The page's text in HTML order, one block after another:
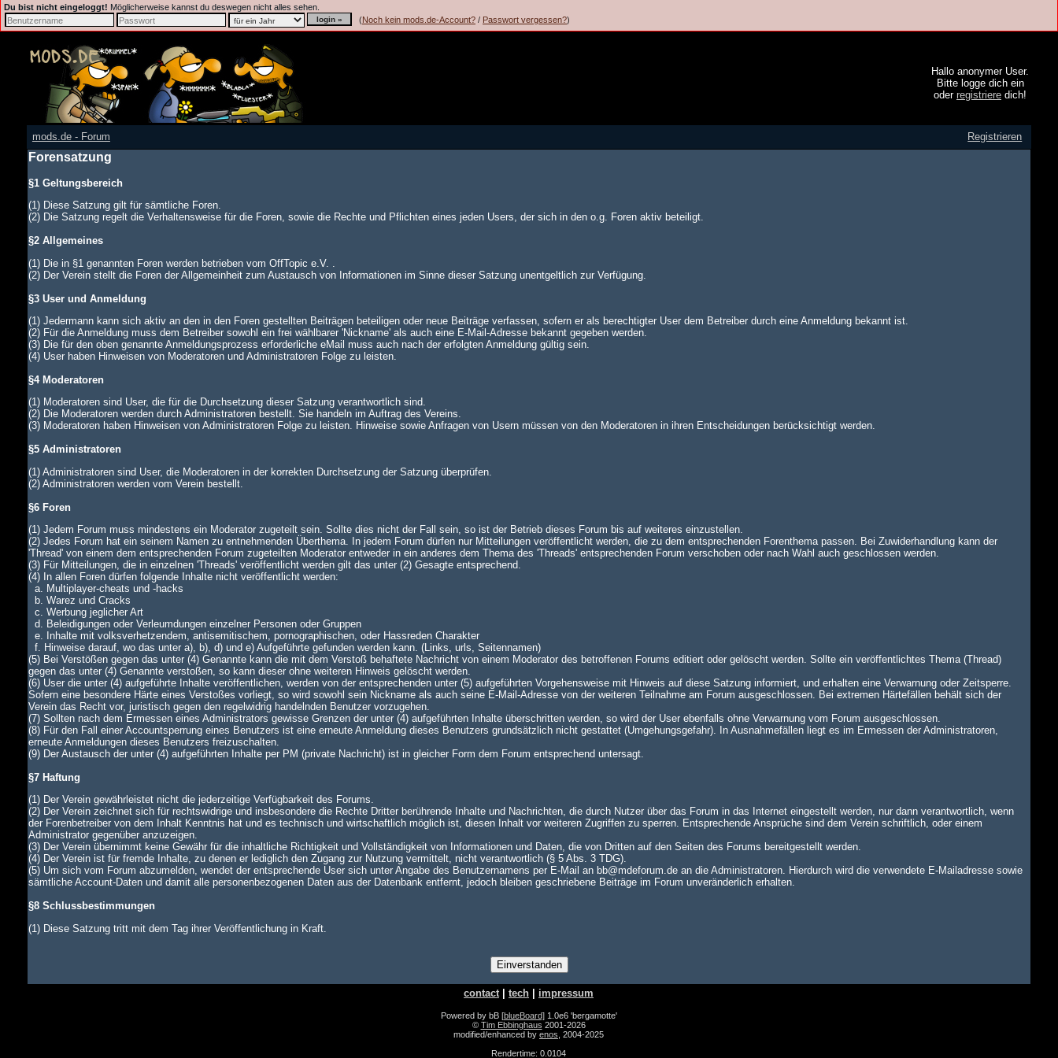
Du bist nicht eingeloggt! Möglicherweise kannst du deswegen nicht alles sehen.
(Noch kein mods.de-Account? / Passwort vergessen?)
Hallo anonymer User.
Bitte logge dich ein
oder registriere dich!
mods.de - Forum Registrieren
Forensatzung
§1 Geltungsbereich
(1) Diese Satzung gilt für sämtliche Foren.
(2) Die Satzung regelt die Verhaltensweise für die Foren, sowie die Rechte und Pflichten eines jeden Users, der sich in den o.g. Foren aktiv beteiligt.
§2 Allgemeines
(1) Die in §1 genannten Foren werden betrieben vom OffTopic e.V. .
(2) Der Verein stellt die Foren der Allgemeinheit zum Austausch von Informationen im Sinne dieser Satzung unentgeltlich zur Verfügung.
§3 User und Anmeldung
(1) Jedermann kann sich aktiv an den in den Foren gestellten Beiträgen beteiligen oder neue Beiträge verfassen, sofern er als berechtigter User dem Betreiber durch eine Anmeldung bekannt ist.
(2) Für die Anmeldung muss dem Betreiber sowohl ein frei wählbarer 'Nickname' als auch eine E-Mail-Adresse bekannt gegeben werden.
(3) Die für den oben genannte Anmeldungsprozess erforderliche eMail muss auch nach der erfolgten Anmeldung gültig sein.
(4) User haben Hinweisen von Moderatoren und Administratoren Folge zu leisten.
§4 Moderatoren
(1) Moderatoren sind User, die für die Durchsetzung dieser Satzung verantwortlich sind.
(2) Die Moderatoren werden durch Administratoren bestellt. Sie handeln im Auftrag des Vereins.
(3) Moderatoren haben Hinweisen von Administratoren Folge zu leisten. Hinweise sowie Anfragen von Usern müssen von den Moderatoren in ihren Entscheidungen berücksichtigt werden.
§5 Administratoren
(1) Administratoren sind User, die Moderatoren in der korrekten Durchsetzung der Satzung überprüfen.
(2) Administratoren werden vom Verein bestellt.
§6 Foren
(1) Jedem Forum muss mindestens ein Moderator zugeteilt sein. Sollte dies nicht der Fall sein, so ist der Betrieb dieses Forum bis auf weiteres einzustellen.
(2) Jedes Forum hat ein seinem Namen zu entnehmenden Überthema. In jedem Forum dürfen nur Mitteilungen veröffentlicht werden, die zu dem entsprechenden Forenthema passen. Bei Zuwiderhandlung kann der
'Thread' von einem dem entsprechenden Forum zugeteilten Moderator entweder in ein anderes dem Thema des 'Threads' entsprechenden Forum verschoben oder nach Wahl auch geschlossen werden.
(3) Für Mitteilungen, die in einzelnen 'Threads' veröffentlicht werden gilt das unter (2) Gesagte entsprechend.
(4) In allen Foren dürfen folgende Inhalte nicht veröffentlicht werden:
a. Multiplayer-cheats und -hacks
b. Warez und Cracks
c. Werbung jeglicher Art
d. Beleidigungen oder Verleumdungen einzelner Personen oder Gruppen
e. Inhalte mit volksverhetzendem, antisemitischem, pornographischen, oder Hassreden Charakter
f. Hinweise darauf, wo das unter a), b), d) und e) Aufgeführte gefunden werden kann. (Links, urls, Seitennamen)
(5) Bei Verstößen gegen das unter (4) Genannte kann die mit dem Verstoß behaftete Nachricht von einem Moderator des betroffenen Forums editiert oder gelöscht werden. Sollte ein veröffentlichtes Thema (Thread)
gegen das unter (4) Genannte verstoßen, so kann dieser ohne weiteren Hinweis gelöscht werden.
(6) User die unter (4) aufgeführte Inhalte veröffentlichen, werden von der entsprechenden unter (5) aufgeführten Vorgehensweise mit Hinweis auf diese Satzung informiert, und erhalten eine Verwarnung oder Zeitsperre.
Sofern eine besondere Härte eines Verstoßes vorliegt, so wird sowohl sein Nickname als auch seine E-Mail-Adresse von der weiteren Teilnahme am Forum ausgeschlossen. Bei extremen Härtefällen behält sich der
Verein das Recht vor, juristisch gegen den regelwidrig handelnden Benutzer vorzugehen.
(7) Sollten nach dem Ermessen eines Administrators gewisse Grenzen der unter (4) aufgeführten Inhalte überschritten werden, so wird der User ebenfalls ohne Verwarnung vom Forum ausgeschlossen.
(8) Für den Fall einer Accountsperrung eines Benutzers ist eine erneute Anmeldung dieses Benutzers grundsätzlich nicht gestattet (Umgehungsgefahr). In Ausnahmefällen liegt es im Ermessen der Administratoren,
erneute Anmeldungen dieses Benutzers freizuschalten.
(9) Der Austausch der unter (4) aufgeführten Inhalte per PM (private Nachricht) ist in gleicher Form dem Forum entsprechend untersagt.
§7 Haftung
(1) Der Verein gewährleistet nicht die jederzeitige Verfügbarkeit des Forums.
(2) Der Verein zeichnet sich für rechtswidrige und insbesondere die Rechte Dritter berührende Inhalte und Nachrichten, die durch Nutzer über das Forum in das Internet eingestellt werden, nur dann verantwortlich, wenn
der Forenbetreiber von dem Inhalt Kenntnis hat und es technisch und wirtschaftlich möglich ist, diesen Inhalt vor weiteren Zugriffen zu sperren. Entsprechende Ansprüche sind dem Verein schriftlich, oder einem
Administrator gegenüber anzuzeigen.
(3) Der Verein übernimmt keine Gewähr für die inhaltliche Richtigkeit und Vollständigkeit von Informationen und Daten, die von Dritten auf den Seiten des Forums bereitgestellt werden.
(4) Der Verein ist für fremde Inhalte, zu denen er lediglich den Zugang zur Nutzung vermittelt, nicht verantwortlich (§ 5 Abs. 3 TDG).
(5) Um sich vom Forum abzumelden, wendet der entsprechende User sich unter Angabe des Benutzernamens per E-Mail an bb@mdeforum.de an die Administratoren. Hierdurch wird die verwendete E-Mailadresse sowie
sämtliche Account-Daten und damit alle personenbezogenen Daten aus der Datenbank entfernt, jedoch bleiben geschriebene Beiträge im Forum unveränderlich erhalten.
§8 Schlussbestimmungen
(1) Diese Satzung tritt mit dem Tag ihrer Veröffentlichung in Kraft.
contact| tech impressum
Powered by bB [blueBoard] 1.0e6 'bergamotte'
© Tim Ebbinghaus 2001-2026
modified/enhanced by enos , 2004-2025
Rendertime: 0.0104